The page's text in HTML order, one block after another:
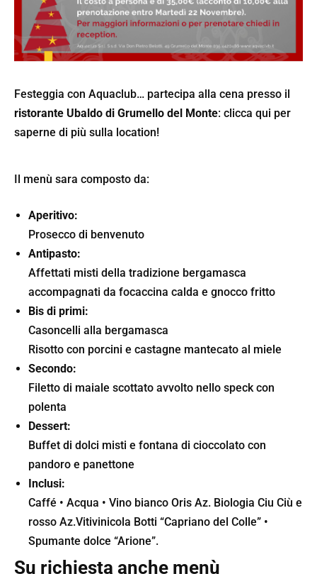
Festeggia con Aquaclub… partecipa alla cena presso il
ristorante Ubaldo di Grumello del Monte: clicca qui per
saperne di più sulla location!
Il menù sara composto da:
Aperitivo:
Prosecco di benvenuto
Antipasto:
Affettati misti della tradizione bergamasca
accompagnati da focaccina calda e gnocco fritto
Bis di primi:
Casoncelli alla bergamasca
Risotto con porcini e castagne mantecato al miele
Secondo:
Filetto di maiale scottato avvolto nello speck con
polenta
Dessert:
Buffet di dolci misti e fontana di cioccolato con
pandoro e panettone
Inclusi:
Caffé • Acqua • Vino bianco Oris Az. Biologia Ciu Ciù e
rosso Az.Vitivinicola Botti “Capriano del Colle” •
Spumante dolce “Arione”.
Su richiesta anche menù